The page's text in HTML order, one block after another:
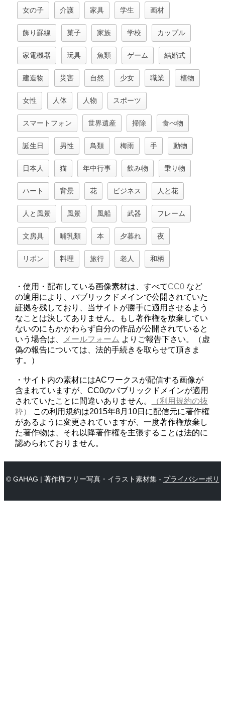
女の子 介護 家具 学生 画材
飾り罫線 菓子 家族 学校 カップル
家電機器 玩具 魚類 ゲーム 結婚式
建造物 災害 自然 少女 職業 植物
女性 人体 人物 スポーツ
スマートフォン 世界遺産 掃除 食べ物
誕生日 男性 鳥類 梅雨 手 動物
日本人 猫 年中行事 飲み物 乗り物
ハート 背景 花 ビジネス 人と花
人と風景 風景 風船 武器 フレーム
文房具 哺乳類 本 夕暮れ 夜
リボン 料理 旅行 老人 和柄
・使用・配布している画像素材は、すべてCC0など
の適用により、パブリックドメインで公開されていた
証拠を残しており、当サイトが勝手に適用させるよう
なことは決してありません。もし著作権を放棄してい
ないのにもかかわらず自分の作品が公開されていると
いう場合は、
メールフォーム よりご報告下さい。（虚
偽の報告については、法的手続きを取らせて頂きま
す。）
・サイト内の素材にはACワークスが配信する画像が
含まれていますが、CC0のパブリックドメインが適用
されていたことに間違いありません。
（利用規約の抜
粋）
この利用規約は2015年8月10日に配信元に著作権
があるように変更されていますが、一度著作権放棄し
た著作物は、それ以降著作権を主張することは法的に
認められておりません。
© GAHAG | 著作権フリー写真・イラスト素材集 - プライバシーポリ